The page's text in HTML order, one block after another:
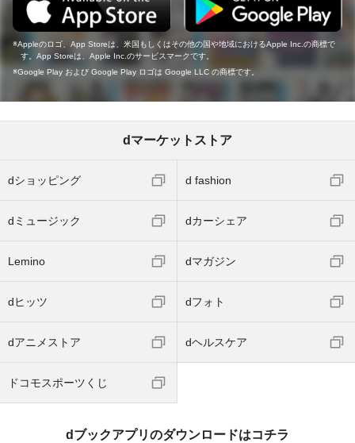
Appleのロゴ、App Storeは、米国もしくはその他の国や地域におけるApple Inc.の商標で
す。App Storeは、Apple Inc.のサービスマークです。
Google Play および Google Play ロゴは Google LLC の商標です。
dマーケットストア
dショッピング d fashion
dミュージック dカーシェア
Lemino dマガジン
dヒッツ dフォト
dアニメストア dヘルスケア
ドコモスポーツくじ
dブックアプリのダウンロードはコチラ